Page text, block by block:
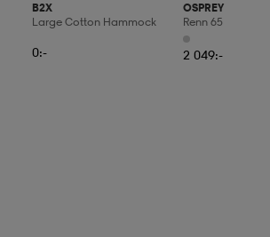
B2X
Large Cotton Hammock
0:-
OSPREY
Renn 65
2 049:-